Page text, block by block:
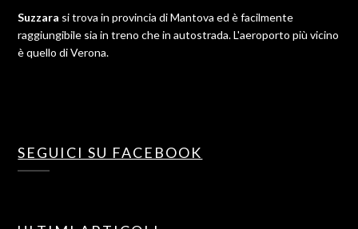
Suzzara si trova in provincia di Mantova ed è facilmente
raggiungibile sia in treno che in autostrada. L'aeroporto più vicino
è quello di Verona.
SEGUICI SU FACEBOOK